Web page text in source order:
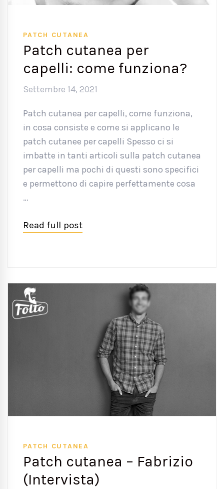
PATCH CUTANEA
Patch cutanea per
capelli: come funziona?
Settembre 14, 2021
Patch cutanea per capelli, come funziona,
in cosa consiste e come si applicano le
patch cutanee per capelli Spesso ci si
imbatte in tanti articoli sulla patch cutanea
per capelli ma pochi di questi sono specifici
e permettono di capire perfettamente cosa
…
Read full post
PATCH CUTANEA
Patch cutanea – Fabrizio
(Intervista)